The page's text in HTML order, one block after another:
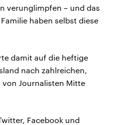
verunglimpfen – und das
haben selbst diese
damit auf die heftige
nach zahlreichen,
Journalisten Mitte
Facebook und